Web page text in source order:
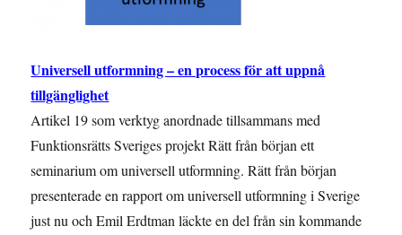
Universell utformning – en process för att uppnå
tillgänglighet
Artikel 19 som verktyg anordnade tillsammans med
Funktionsrätts Sveriges projekt Rätt från början ett
seminarium om universell utformning. Rätt från början
presenterade en rapport om universell utformning i Sverige
just nu och Emil Erdtman läckte en del från sin kommande